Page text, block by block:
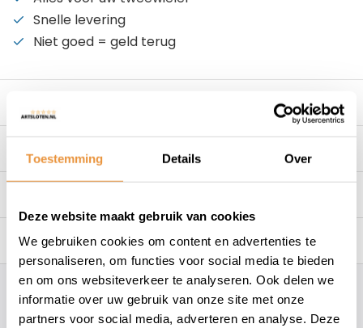
Toestemming Details Over
Deze website maakt gebruik van cookies
We gebruiken cookies om content en advertenties te
personaliseren, om functies voor social media te bieden
en om ons websiteverkeer te analyseren. Ook delen we
informatie over uw gebruik van onze site met onze
partners voor social media, adverteren en analyse. Deze
Snelle levering
Niet goed = geld terug
Specificaties
Gerelateerde producten
Hoe kunnen wij je helpen?